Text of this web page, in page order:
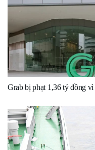
Grab bị phạt 1,36 tỷ đồng